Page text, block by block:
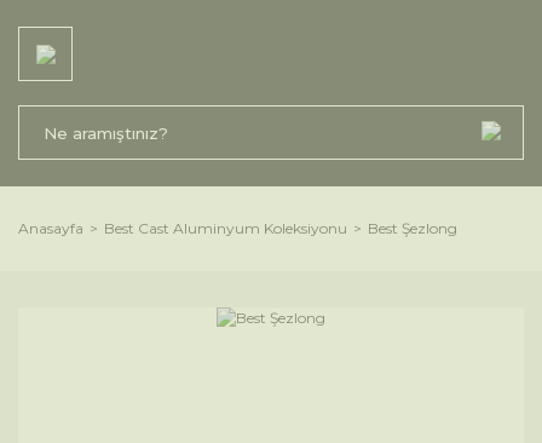
Anasayfa Best Cast Aluminyum Koleksiyonu Best Şezlong